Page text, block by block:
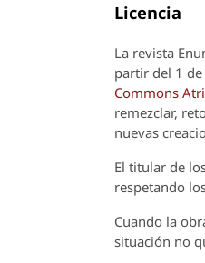
Licencia
La revista
partir del 1
Commons
remezclar,
nuevas
El titular de
respetando
Cuando la
situación no